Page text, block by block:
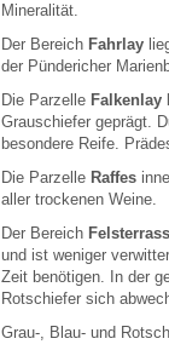
Mineralität.
Der Bereich Fahrlay
der Pündericher
Die Parzelle Falkenlay
Grauschiefer geprägt.
besondere Reife.
Die Parzelle Raffes
aller trockenen Weine.
Der Bereich
und ist weniger
Zeit benötigen. In der
Rotschiefer sich
Grau-, Blau- und